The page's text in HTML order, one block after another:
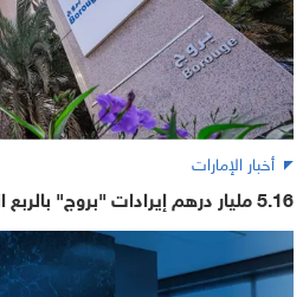
أخبار الإمارات
5.16 مليار درهم إيرادات "بروج" بالربع الثاني من 2026